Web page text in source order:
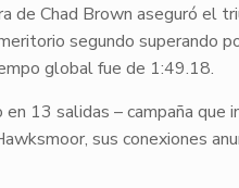
de Chad Brown aseguró el
segundo superando
global fue de 1:49.18.
13 salidas – campaña que
, sus conexiones